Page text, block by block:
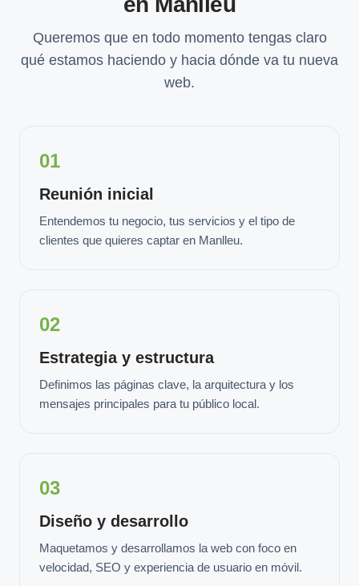
Queremos que en todo momento tengas claro
qué estamos haciendo y hacia dónde va tu nueva
web.
01
Reunión inicial
Entendemos tu negocio, tus servicios y el tipo de
clientes que quieres captar en Manlleu.
02
Estrategia y estructura
Definimos las páginas clave, la arquitectura y los
mensajes principales para tu público local.
03
Diseño y desarrollo
Maquetamos y desarrollamos la web con foco en
velocidad, SEO y experiencia de usuario en móvil.